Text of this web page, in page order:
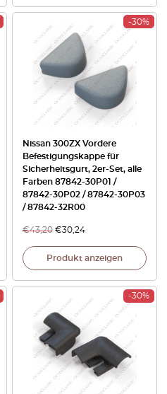
-30%
Nissan 300ZX Vordere
Befestigungskappe für
Sicherheitsgurt, 2er-Set, alle
Farben 87842-30P01 /
87842-30P02 / 87842-30P03
/ 87842-32R00
€43,20 €30,24
Produkt anzeigen
-30%